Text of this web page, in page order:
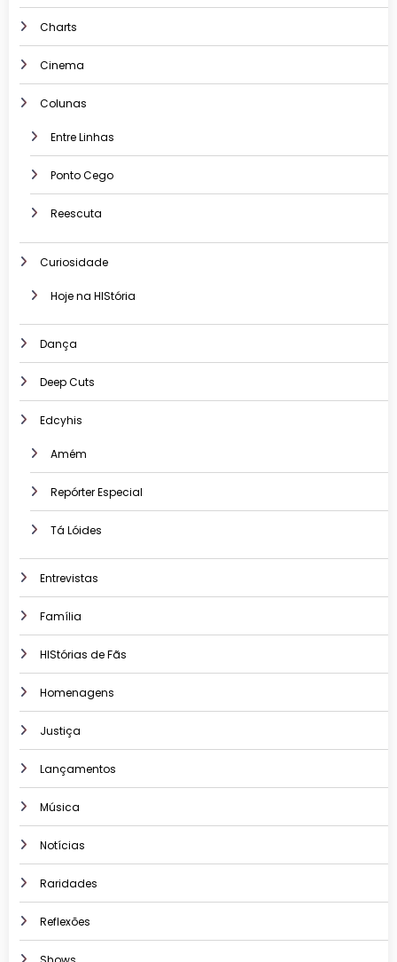
Charts
Cinema
Colunas
Entre Linhas
Ponto Cego
Reescuta
Curiosidade
Hoje na HIStória
Dança
Deep Cuts
Edcyhis
Amém
Repórter Especial
Tá Lóides
Entrevistas
Família
HIStórias de Fãs
Homenagens
Justiça
Lançamentos
Música
Notícias
Raridades
Reflexões